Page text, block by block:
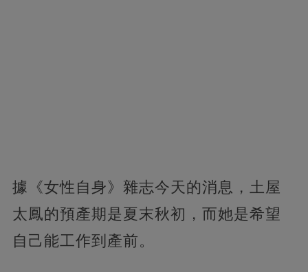
據《女性自身》雜志今天的消息，土屋
太鳳的預產期是夏末秋初，而她是希望
自己能工作到產前。